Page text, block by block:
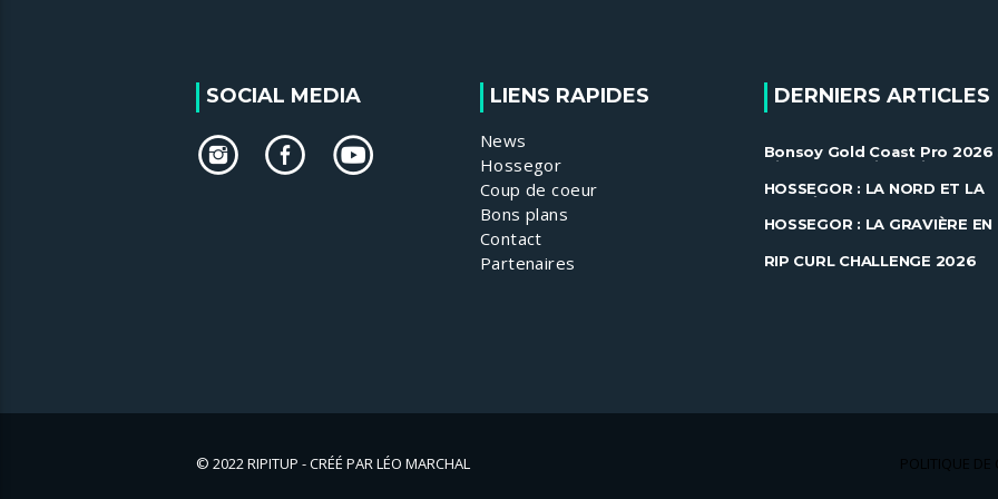
SOCIAL MEDIA LIENS RAPIDES
News
Hossegor
Coup de coeur
Bons plans
Contact
Partenaires
DERNIERS ARTICLES
Bonsoy Gold Coast Pro 2026
Gilmore et Ewing brillent à
Snapper ......
HOSSEGOR : LA NORD ET LA
HOSSEGOR : LA GRAVIÈRE EN
RIP CURL CHALLENGE 2026
© 2022 RIPITUP - CRÉÉ PAR LÉO MARCHAL POLITIQUE DE